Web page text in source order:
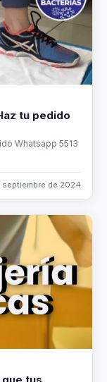
tu pedido
Whatsapp 5513
septiembre de 2024